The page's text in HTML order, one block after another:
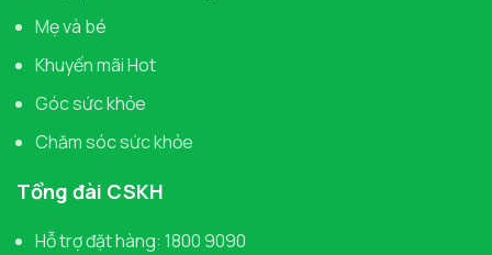
Mẹ và bé
Khuyến mãi Hot
Góc sức khỏe
Chăm sóc sức khỏe
Tổng đài CSKH
Hỗ trợ đặt hàng: 1800 9090